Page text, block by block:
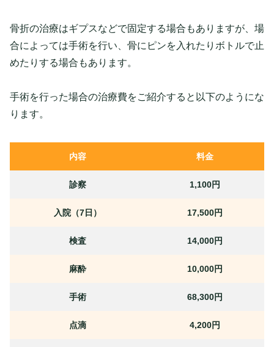
骨折の治療はギプスなどで固定する場合もありますが、場
合によっては手術を行い、骨にピンを入れたりボトルで止
めたりする場合もあります。
手術を行った場合の治療費をご紹介すると以下のようにな
ります。
内容 料金
診察 1,100円
入院（7日） 17,500円
検査 14,000円
麻酔 10,000円
手術 68,300円
点滴 4,200円